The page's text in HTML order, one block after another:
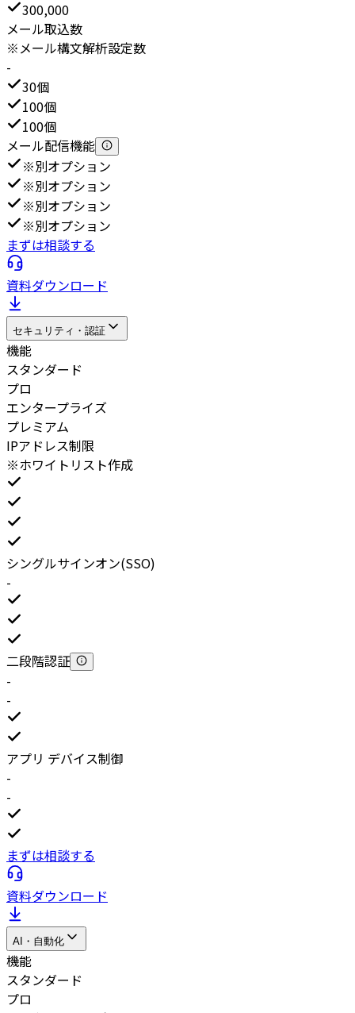
300,000
メール取込数
※メール構文解析設定数
-
30個
100個
100個
メール配信機能
※別オプション
※別オプション
※別オプション
※別オプション
まずは相談する
資料ダウンロード
セキュリティ・認証
機能
スタンダード
プロ
エンタープライズ
プレミアム
IPアドレス制限
※ホワイトリスト作成
シングルサインオン(SSO)
-
二段階認証
-
-
アプリ デバイス制御
-
-
まずは相談する
資料ダウンロード
AI・自動化
機能
スタンダード
プロ